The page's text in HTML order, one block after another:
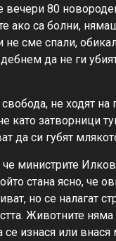
80
ако са болни,
не сме спали,
дебнем да не ги
не ходят на
като затворници
да си губят
министрите
стана ясно, че
но се налагат
Животните няма
се изнася или